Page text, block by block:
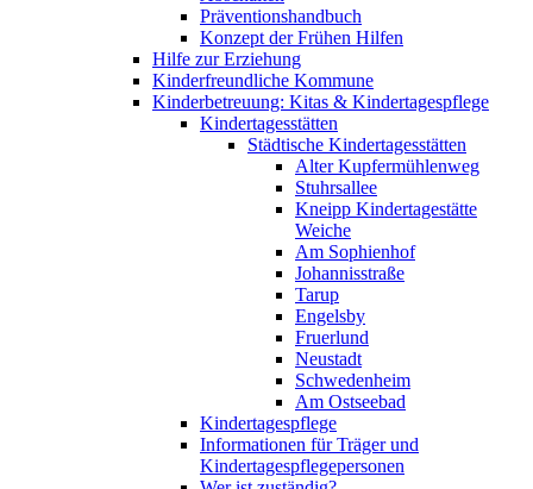
Präventionshandbuch
Konzept der Frühen Hilfen
Hilfe zur Erziehung
Kinderfreundliche Kommune
Kinderbetreuung: Kitas & Kindertagespflege
Kindertagesstätten
Städtische Kindertagesstätten
Alter Kupfermühlenweg
Stuhrsallee
Kneipp Kindertagestätte
Weiche
Am Sophienhof
Johannisstraße
Tarup
Engelsby
Fruerlund
Neustadt
Schwedenheim
Am Ostseebad
Kindertagespflege
Informationen für Träger und
Kindertagespflegepersonen